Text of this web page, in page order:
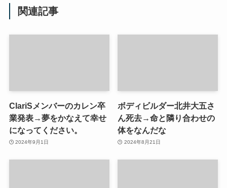
関連記事
ClariSメンバーのカレン卒
業発表→夢をかなえて幸せ
になってください。
2024年9月1日
ボディビルダー北井大五さ
ん死去→命と隣り合わせの
体をなんだな
2024年8月21日